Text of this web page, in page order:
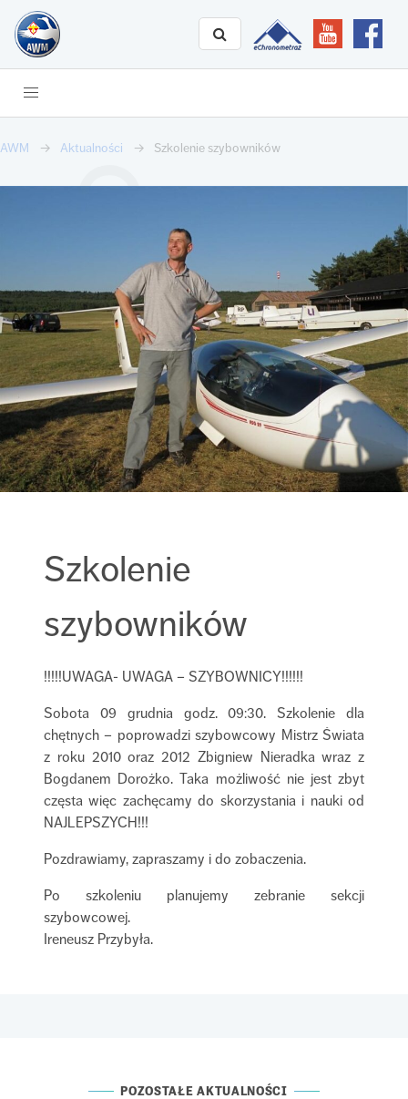
AWM Aktualności Szkolenie szybowników
Szkolenie
szybowników
!!!!!UWAGA- UWAGA – SZYBOWNICY!!!!!!
Sobota 09 grudnia godz. 09:30. Szkolenie dla
chętnych – poprowadzi szybowcowy Mistrz Świata
z roku 2010 oraz 2012 Zbigniew Nieradka wraz z
Bogdanem Dorożko. Taka możliwość nie jest zbyt
częsta więc zachęcamy do skorzystania i nauki od
NAJLEPSZYCH!!!
Pozdrawiamy, zapraszamy i do zobaczenia.
Po szkoleniu planujemy zebranie sekcji
szybowcowej.
Ireneusz Przybyła.
POZOSTAŁE AKTUALNOŚCI